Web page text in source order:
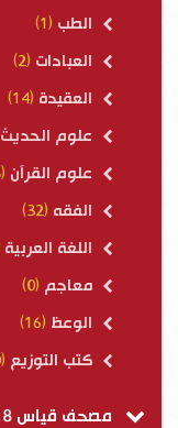
الطب (1)
العبادات (2)
العقيدة (14)
علوم الحديث
علوم القرآن (28)
الفقه (32)
اللغة العربية
معاجم (0)
الوعظ (16)
كتب التوزيع (0)
مصحف قياس 8×17